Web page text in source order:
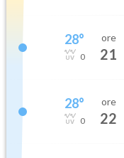
28°
0
ore
21
28°
0
ore
22